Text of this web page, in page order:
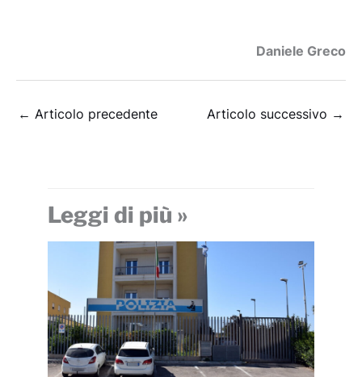
Daniele Greco
← Articolo precedente Articolo successivo →
Leggi di più »